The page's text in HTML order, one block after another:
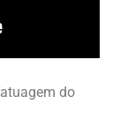
do